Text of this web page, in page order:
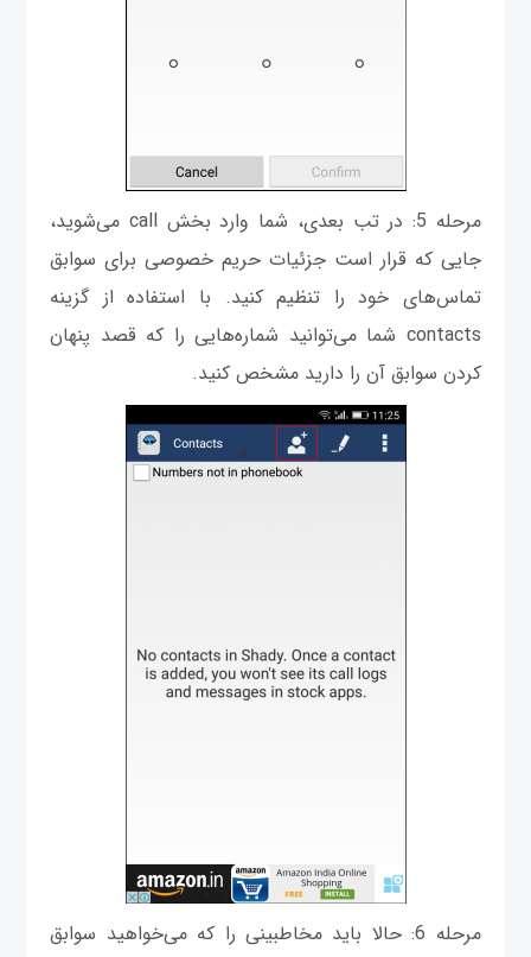
مرحله 5: در تب بعدی، شما وارد بخش call می‌شوید،
جایی که قرار است جزئیات حریم خصوصی برای سوابق
تماس‌های خود را تنظیم کنید. با استفاده از گزينه
contacts شما می‌توانید شماره‌هایی را که قصد پنهان
کردن سوابق آن را دارید مشخص کنید.
مرحله 6: حالا باید مخاطبینی را که می‌خواهید سوابق